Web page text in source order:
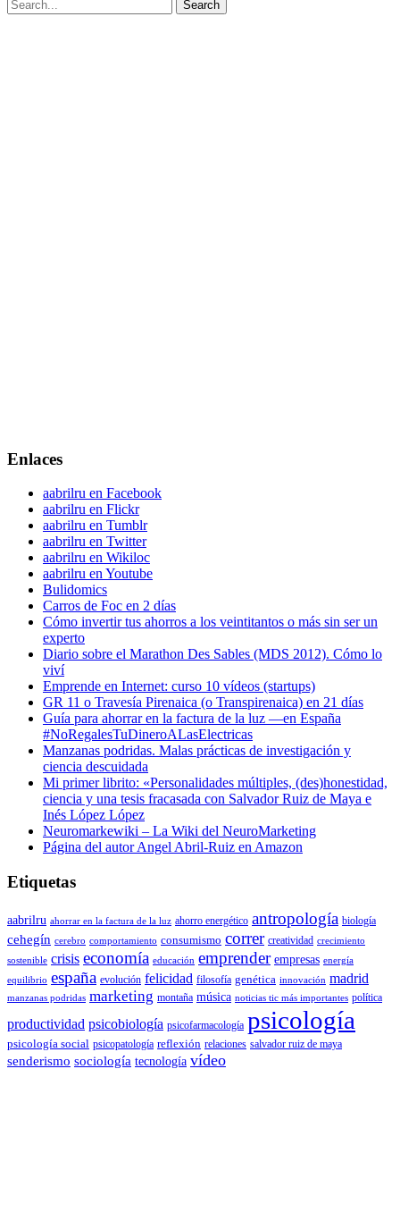
Enlaces
aabrilru en Facebook
aabrilru en Flickr
aabrilru en Tumblr
aabrilru en Twitter
aabrilru en Wikiloc
aabrilru en Youtube
Bulidomics
Carros de Foc en 2 días
Cómo invertir tus ahorros a los veintitantos o más sin ser un
experto
Diario sobre el Marathon Des Sables (MDS 2012). Cómo lo
viví
Emprende en Internet: curso 10 vídeos (startups)
GR 11 o Travesía Pirenaica (o Transpirenaica) en 21 días
Guía para ahorrar en la factura de la luz —en España
#NoRegalesTuDineroALasElectricas
Manzanas podridas. Malas prácticas de investigación y
ciencia descuidada
Mi primer librito: «Personalidades múltiples, (des)honestidad,
ciencia y una tesis fracasada con Salvador Ruiz de Maya e
Inés López López
Neuromarkewiki – La Wiki del NeuroMarketing
Página del autor Angel Abril-Ruiz en Amazon
Etiquetas
aabrilru ahorrar en la factura de la luz ahorro energético antropología biología
cehegín cerebro comportamiento consumismo correr creatividad crecimiento
sostenible crisis economía educación emprender empresas energía
equilibrio españa evolución felicidad filosofía genética innovación madrid
manzanas podridas marketing montaña música noticias tic más importantes política
productividad psicobiología psicofarmacología psicología
psicología social psicopatología reflexión relaciones salvador ruiz de maya
senderismo sociología tecnología vídeo